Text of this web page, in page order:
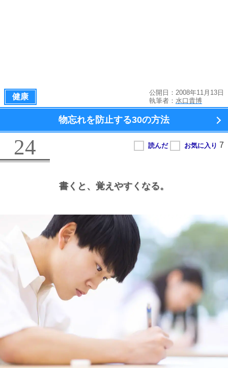
健康
公開日：2008年11月13日
執筆者： 水口貴博
物忘れを防止する30の方法
24
書くと、 覚えやすくなる。